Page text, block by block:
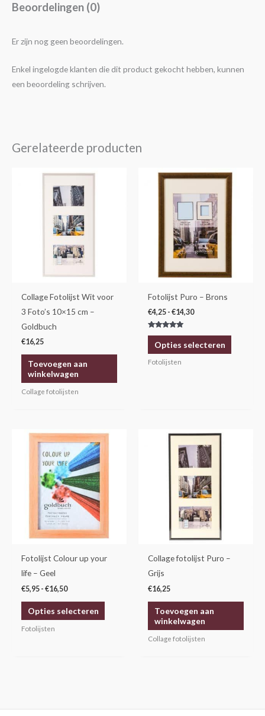
Beoordelingen (0)
Er zijn nog geen beoordelingen.
Enkel ingelogde klanten die dit product gekocht hebben, kunnen
een beoordeling schrijven.
Gerelateerde producten
Collage Fotolijst Wit voor
3 Foto’s 10×15 cm –
Goldbuch
€16,25
Toevoegen aan
winkelwagen
Collage fotolijsten
Fotolijst Puro – Brons
€4,25 - €14,30
Prijsklasse:
€4,25
€14,30
Gewaardeerd
5.00
uit 5Opties selecteren
Dit
kan
de
Fotolijsten
Fotolijst Colour up your
life – Geel
€5,95 - €16,50
Prijsklasse:
€5,95
tot
€16,50
Opties selecteren
Dit
kan
productpagina
Fotolijsten
Collage fotolijst Puro –
Grijs
€16,25
Toevoegen aan
winkelwagen
Collage fotolijsten